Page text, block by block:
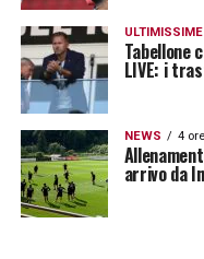
Tabellone
LIVE: i
NEWS 4
arrivo da